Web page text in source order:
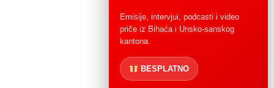
Emisije, intervjui, podcasti i video
priče iz Bihaća i Unsko-sanskog
kantona.
BESPLATNO